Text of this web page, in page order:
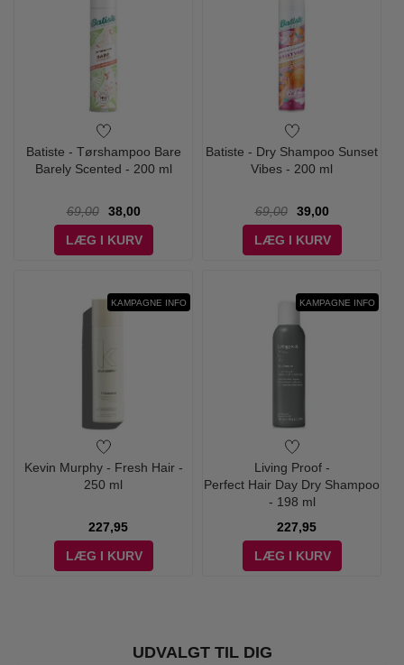
Batiste - Tørshampoo Bare
Barely Scented - 200 ml
69,00
38,00
LÆG I KURV
Batiste - Dry Shampoo Sunset
Vibes - 200 ml
69,00
39,00
LÆG I KURV
KAMPAGNE INFO
Kevin Murphy - Fresh Hair -
250 ml
227,95
LÆG I KURV
KAMPAGNE INFO
Living Proof -
Perfect Hair Day Dry Shampoo
- 198 ml
227,95
LÆG I KURV
UDVALGT TIL DIG